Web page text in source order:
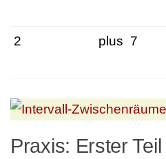
2 plus 7
Praxis: Erster